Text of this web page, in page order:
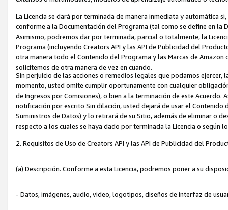
La Licencia se dará por terminada de manera inmediata y automática
conforme a la Documentación del Programa (tal como se define en la
Asimismo, podremos dar por terminada, parcial o totalmente, la
Programa (incluyendo Creators API y las API de Publicidad del
otra manera todo el Contenido del Programa y las Marcas de
solicitemos de otra manera de vez en cuando.
Sin perjuicio de las acciones o remedios legales que podamos
momento, usted omite cumplir oportunamente con cualquier
de Ingresos por Comisiones), o bien a la terminación de este
notificación por escrito Sin dilación, usted dejará de usar el
Suministros de Datos) y lo retirará de su Sitio, además de eliminar o
respecto a los cuales se haya dado por terminada la Licencia o según
2. Requisitos de Uso de Creators API y las API de Publicidad del
(a) Descripción. Conforme a esta Licencia, podremos poner a su
- Datos, imágenes, audio, video, logotipos, diseños de interfaz de